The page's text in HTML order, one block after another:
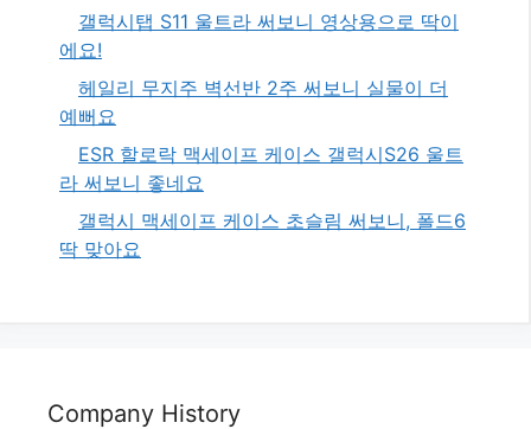
갤럭시탭 S11 울트라 써보니 영상용으로 딱이
에요!
헤일리 무지주 벽선반 2주 써보니 실물이 더
예뻐요
ESR 할로락 맥세이프 케이스 갤럭시S26 울트
라 써보니 좋네요
갤럭시 맥세이프 케이스 초슬림 써보니, 폴드6
딱 맞아요
Company History